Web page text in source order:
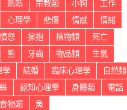
媽媽 宗教類 小狗
工作
心理學 悲傷 情感
情緒
憤怒 擁抱 植物類
死亡
熊 牙齒 物品類
生氣
學
結婚 臨床心理學
自然類
認知心理學 身體類
電話
食物類 魚